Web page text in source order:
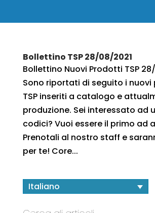
Bollettino TSP 28/08/2021
Bollettino Nuovi Prodotti TSP
Sono riportati di seguito i
TSP inseriti a catalogo e
produzione. Sei interessato ad
codici? Vuoi essere il primo ad
Prenotali al nostro staff e
per te! Core...
Italiano